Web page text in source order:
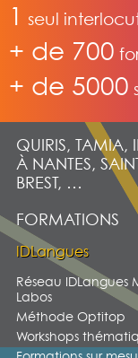
1 seul
+ de 700
+ de 5000
QUIRIS, TAMIA,
À NANTES,
BREST, …
FORMATIONS
IDLangues
Réseau IDLangues
Labos
Méthode Optitop
Workshops